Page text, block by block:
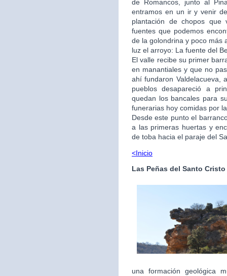
de Romancos, junto al
entramos en un ir y venir
plantación de chopos
fuentes que podemos
de la golondrina y poco más
luz el arroyo: La fuente del
El valle recibe su primer
en manantiales y que no
ahí fundaron Valdelacueva,
pueblos desapareció a
quedan los bancales para
funerarias hoy comidas por
Desde este punto el
a las primeras huertas y
de toba hacia el paraje del
<Inicio
Las Peñas del Santo Cristo
una formación geológica